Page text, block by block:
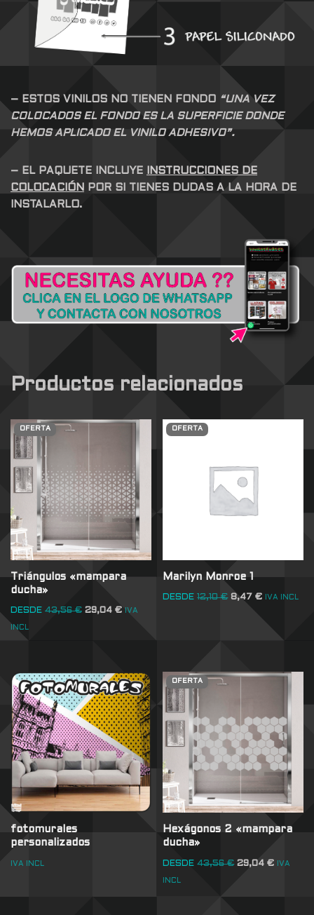
– ESTOS VINILOS NO TIENEN FONDO “UNA VEZ
COLOCADOS EL FONDO ES LA SUPERFICIE DONDE
HEMOS APLICADO EL VINILO ADHESIVO”.
– EL PAQUETE INCLUYE
INSTRUCCIONES DE
COLOCACIÓN
POR SI TIENES DUDAS A LA HORA DE
INSTALARLO.
Productos relacionados
OFERTA
Triángulos «mampara
ducha»
DESDE 43,56€ 29,04 € IVA
INCL
OFERTA
Marilyn Monroe 1
DESDE 12,10€ 8,47€ IVA INCL
fotomurales
personalizados
IVA INCL
OFERTA
Hexágonos 2 «mampara
ducha»
DESDE 43,56€ 29,04€ IVA
INCL